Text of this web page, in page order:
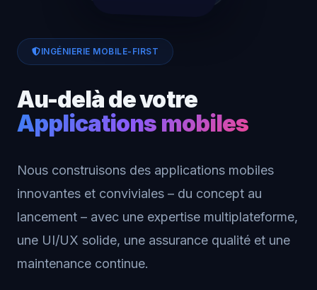
INGÉNIERIE MOBILE-FIRST
Au-delà de votre
Applications mobiles
Nous construisons des applications mobiles
innovantes et conviviales – du concept au
lancement – ​​avec une expertise multiplateforme,
une UI/UX solide, une assurance qualité et une
maintenance continue.